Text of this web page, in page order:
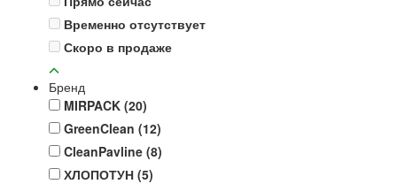
Временно отсутствует
Скоро в продаже
Бренд
MIRPACK (20)
GreenClean (12)
CleanPavline (8)
ХЛОПОТУН (5)